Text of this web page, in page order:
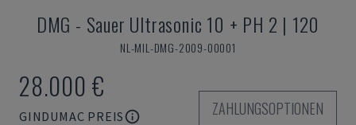
DMG - Sauer Ultrasonic 10 + PH 2 | 120
NL-MIL-DMG-2009-00001
28.000 €
GINDUMAC PREIS
ZAHLUNGSOPTIONEN